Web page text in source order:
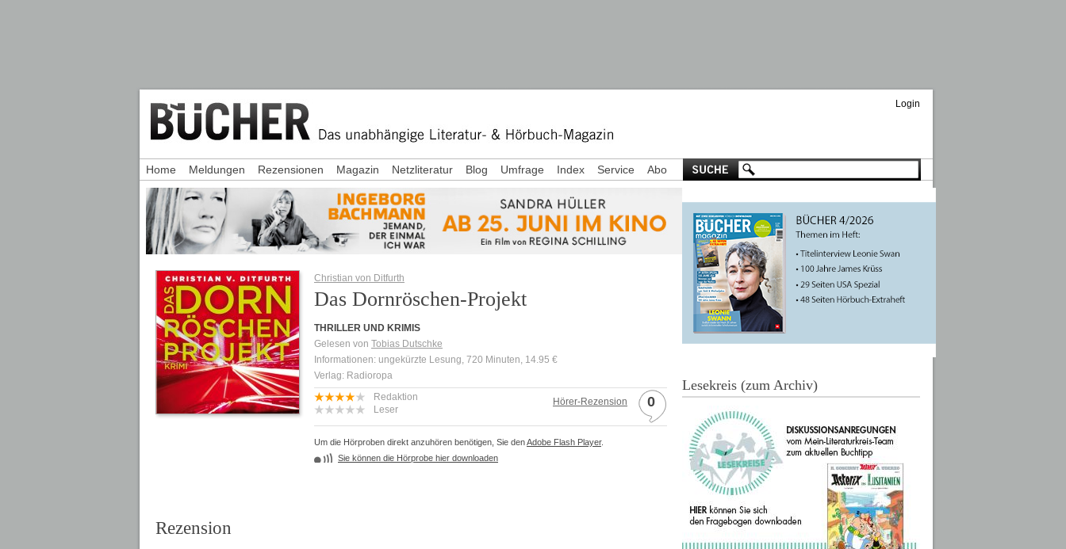
Login
Christian von Ditfurth
Das Dornröschen-Projekt
THRILLER UND KRIMIS
Gelesen von Tobias Dutschke
Informationen: ungekürzte Lesung, 720 Minuten, 14.95 €
Verlag: Radioropa
Hörer-Rezension 0
Redaktion
Leser
Um die Hörproben direkt anzuhören benötigen, Sie denAdobe Flash Player.
Sie können die Hörprobe hier downloaden
Rezension
Home Meldungen Rezensionen Magazin Netzliteratur Blog Umfrage Index Service Abo
Lesekreis (zum Archiv)